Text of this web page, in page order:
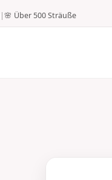
|🌸 Über 500 Sträuße